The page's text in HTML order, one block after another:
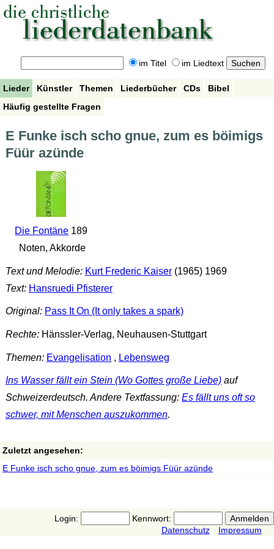
im Titel im Liedtext
Lieder Künstler Themen Liederbücher CDs
Bibel
Häufig gestellte Fragen
E Funke isch scho gnue, zum es böimigs
Füür azünde
Die Fontäne 189
Noten, Akkorde
Text und Melodie: Kurt Frederic Kaiser(1965) 1969
Text: Hansruedi Pfisterer
Original: Pass It On (It only takes a spark)
Rechte:Hänssler-Verlag, Neuhausen-Stuttgart
Themen: Evangelisation , Lebensweg
Ins Wasser fällt ein Stein (Wo Gottes große Liebe)auf
Schweizerdeutsch. Andere Textfassung: Es fällt uns oft so
schwer, mit Menschen auszukommen.
Zuletzt angesehen:
E Funke isch scho gnue, zum es böimigs Füür azünde
Login:
Kennwort:
Datenschutz
Impressum